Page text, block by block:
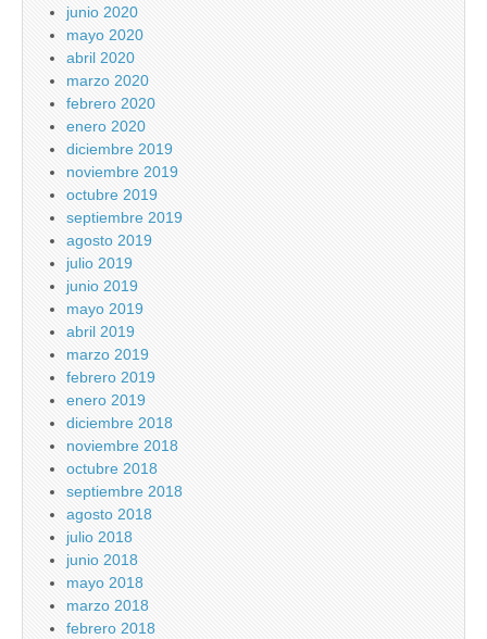
junio 2020
mayo 2020
abril 2020
marzo 2020
febrero 2020
enero 2020
diciembre 2019
noviembre 2019
octubre 2019
septiembre 2019
agosto 2019
julio 2019
junio 2019
mayo 2019
abril 2019
marzo 2019
febrero 2019
enero 2019
diciembre 2018
noviembre 2018
octubre 2018
septiembre 2018
agosto 2018
julio 2018
junio 2018
mayo 2018
marzo 2018
febrero 2018